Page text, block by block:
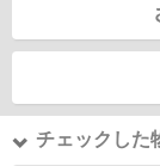
チェックした